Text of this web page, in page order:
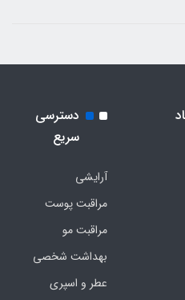
دسترسی
سریع
آرایشی
مراقبت پوست
مراقبت مو
بهداشت شخصی
عطر و اسپری